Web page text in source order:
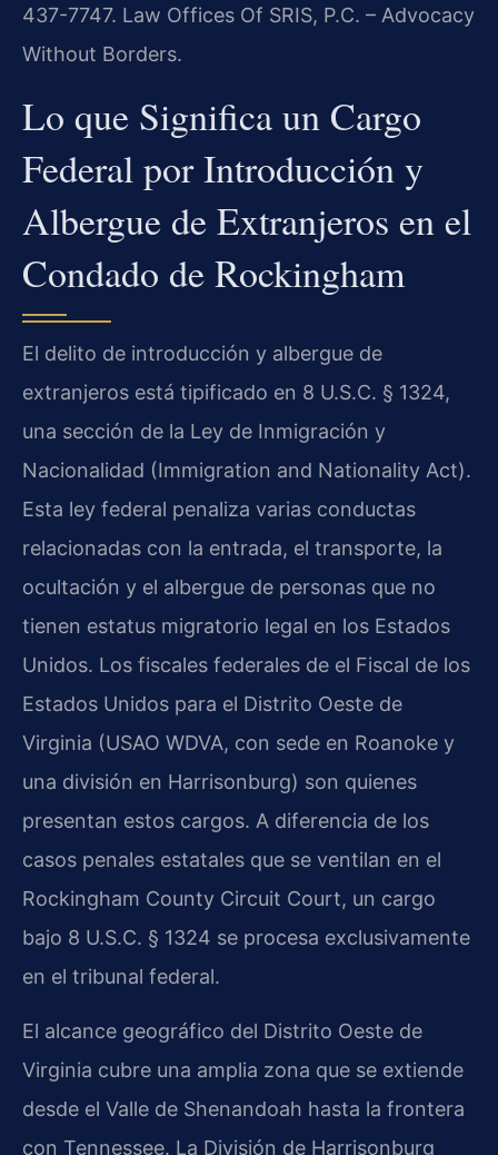
437-7747. Law Offices Of SRIS, P.C. – Advocacy
Without Borders.
Lo que Significa un Cargo
Federal por Introducción y
Albergue de Extranjeros en el
Condado de Rockingham
El delito de introducción y albergue de
extranjeros está tipificado en 8 U.S.C. § 1324,
una sección de la Ley de Inmigración y
Nacionalidad (Immigration and Nationality Act).
Esta ley federal penaliza varias conductas
relacionadas con la entrada, el transporte, la
ocultación y el albergue de personas que no
tienen estatus migratorio legal en los Estados
Unidos. Los fiscales federales de el Fiscal de los
Estados Unidos para el Distrito Oeste de
Virginia (USAO WDVA, con sede en Roanoke y
una división en Harrisonburg) son quienes
presentan estos cargos. A diferencia de los
casos penales estatales que se ventilan en el
Rockingham County Circuit Court, un cargo
bajo 8 U.S.C. § 1324 se procesa exclusivamente
en el tribunal federal.
El alcance geográfico del Distrito Oeste de
Virginia cubre una amplia zona que se extiende
desde el Valle de Shenandoah hasta la frontera
con Tennessee. La División de Harrisonburg